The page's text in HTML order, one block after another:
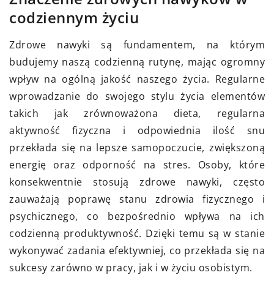
codziennym życiu
Zdrowe nawyki są fundamentem, na którym
budujemy naszą codzienną rutynę, mając ogromny
wpływ na ogólną jakość naszego życia. Regularne
wprowadzanie do swojego stylu życia elementów
takich jak zrównoważona dieta, regularna
aktywność fizyczna i odpowiednia ilość snu
przekłada się na lepsze samopoczucie, zwiększoną
energię oraz odporność na stres. Osoby, które
konsekwentnie stosują zdrowe nawyki, często
zauważają poprawę stanu zdrowia fizycznego i
psychicznego, co bezpośrednio wpływa na ich
codzienną produktywność. Dzięki temu są w stanie
wykonywać zadania efektywniej, co przekłada się na
sukcesy zarówno w pracy, jak i w życiu osobistym.